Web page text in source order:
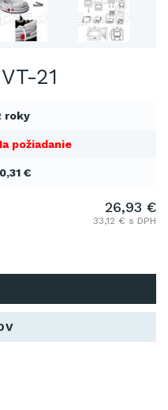
21
roky
požiadanie
€
26,93 €
33,12 € s DPH